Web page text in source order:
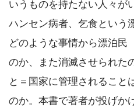
いうものを持たない人々が
ハンセン病者、乞食という
どのような事情から漂泊民
のか、また消滅させられた
と＝国家に管理されること
のか。本書で著者が投げか